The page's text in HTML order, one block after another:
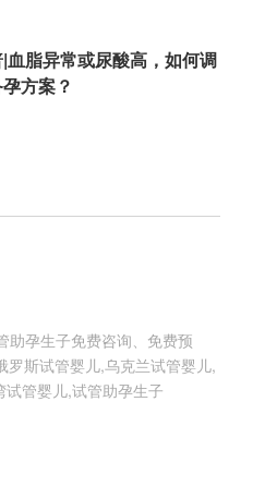
血脂异常或尿酸高，如何调
方案？
助孕生子免费咨询、免费预
斯试管婴儿,乌克兰试管婴儿,
管婴儿,试管助孕生子